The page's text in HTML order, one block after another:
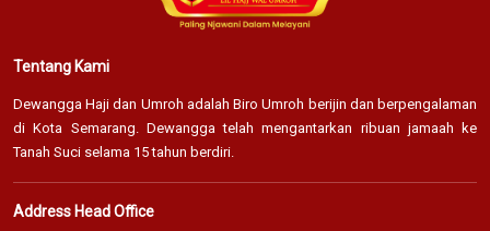
Tentang Kami
Dewangga Haji dan Umroh adalah Biro Umroh berijin dan berpengalaman
di Kota Semarang. Dewangga telah mengantarkan ribuan jamaah ke
Tanah Suci selama 15 tahun berdiri.
Address Head Office